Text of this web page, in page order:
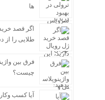
ها
اگر قصد
طلایی را از
فرق بین
چیست؟
آیا کسب